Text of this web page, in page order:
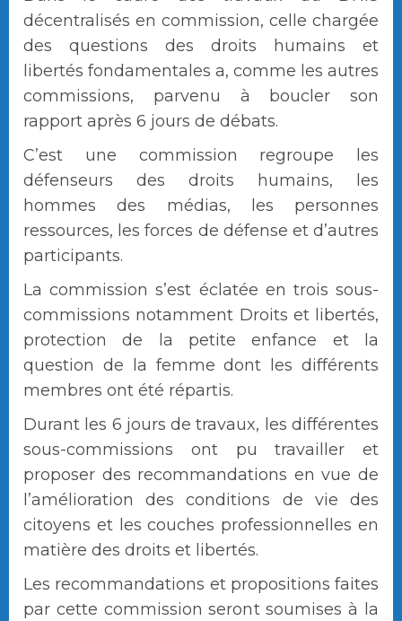
décentralisés en commission, celle chargée
des questions des droits humains et
libertés fondamentales a, comme les autres
commissions, parvenu à boucler son
rapport après 6 jours de débats.
C’est une commission regroupe les
défenseurs des droits humains, les
hommes des médias, les personnes
ressources, les forces de défense et d’autres
participants.
La commission s’est éclatée en trois sous-
commissions notamment Droits et libertés,
protection de la petite enfance et la
question de la femme dont les différents
membres ont été répartis.
Durant les 6 jours de travaux, les différentes
sous-commissions ont pu travailler et
proposer des recommandations en vue de
l’amélioration des conditions de vie des
citoyens et les couches professionnelles en
matière des droits et libertés.
Les recommandations et propositions faites
par cette commission seront soumises à la